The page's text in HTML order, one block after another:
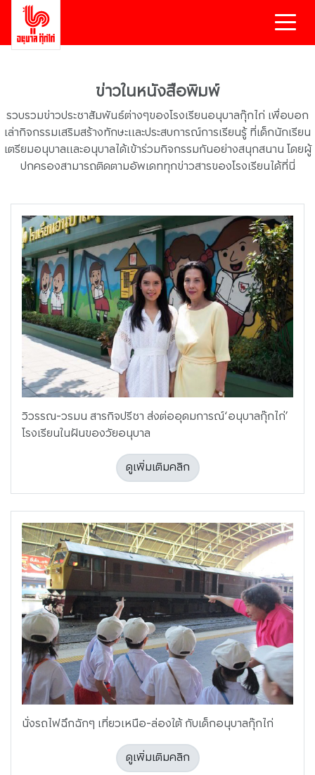
ข่าวในหนังสือพิมพ์
รวบรวมข่าวประชาสัมพันธ์ต่างๆของโรงเรียนอนุบาลกุ๊กไก่ เพื่อบอก
เล่ากิจกรรมเสริมสร้างทักษะและประสบการณ์การเรียนรู้ ที่เด็กนักเรียน
เตรียมอนุบาลเเละอนุบาลได้เข้าร่วมกิจกรรมกันอย่างสนุกสนาน โดยผู้
ปกครองสามารถติดตามอัพเดททุกข่าวสารของโรงเรียนได้ที่นี่
วิวรรณ-วรมน สารกิจปรีชา ส่งต่ออุดมการณ์‘อนุบาลกุ๊กไก่’
โรงเรียนในฝันของวัยอนุบาล
ดูเพิ่มเติมคลิก
นั่งรถไฟฉึกฉักๆ เที่ยวเหนือ-ล่องใต้ กับเด็กอนุบาลกุ๊กไก่
ดูเพิ่มเติมคลิก